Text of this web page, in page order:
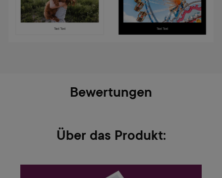
Bewertungen
Über das Produkt: